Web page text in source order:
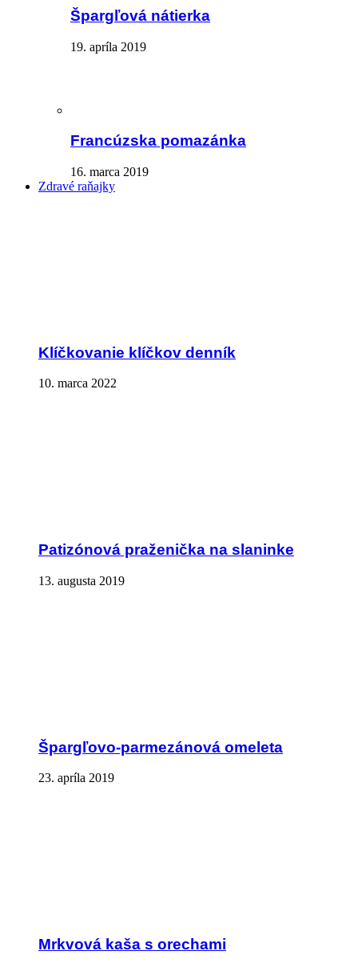
Špargľová nátierka
19. apríla 2019
Francúzska pomazánka
16. marca 2019
Zdravé raňajky
Klíčkovanie klíčkov denník
10. marca 2022
Patizónová praženička na slaninke
13. augusta 2019
Špargľovo-parmezánová omeleta
23. apríla 2019
Mrkvová kaša s orechami